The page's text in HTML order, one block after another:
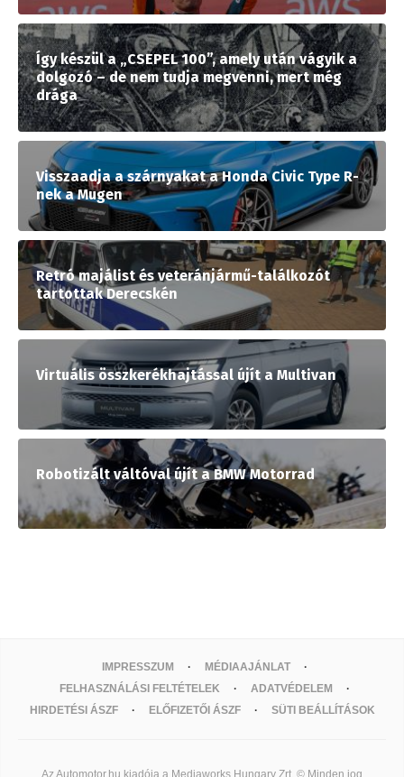
Így készül a „CSEPEL 100”, amely után vágyik a
dolgozó – de nem tudja megvenni, mert még
drága
Visszaadja a szárnyakat a Honda Civic Type R-
nek a Mugen
Retró majálist és veteránjármű-találkozót
tartottak Derecskén
Virtuális összkerékhajtással újít a Multivan
Robotizált váltóval újít a BMW Motorrad
IMPRESSZUM
MÉDIAAJÁNLAT
FELHASZNÁLÁSI FELTÉTELEK
ADATVÉDELEM
HIRDETÉSI ÁSZF
ELŐFIZETŐI ÁSZF SÜTI BEÁLLÍTÁSOK